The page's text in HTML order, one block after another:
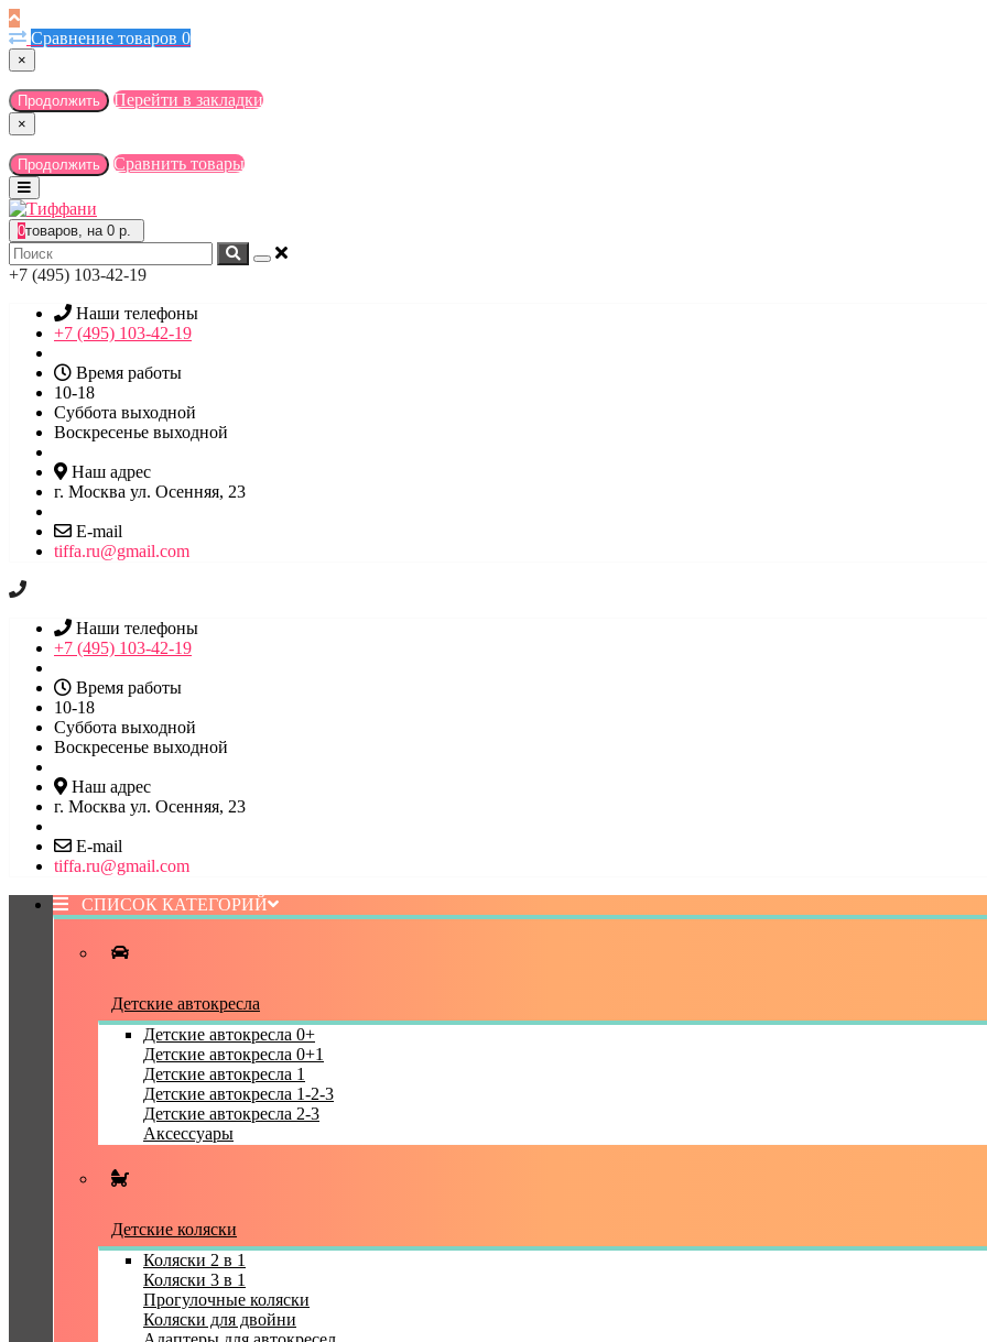
Сравнение товаров 0
×
Продолжить Перейти в закладки
×
Продолжить Сравнить товары
0товаров, на 0 р.
+7 (495) 103-42-19
Наши телефоны
+7 (495) 103-42-19
Время работы
10-18
Суббота выходной
Воскресенье выходной
Наш адрес
г. Москва ул. Осенняя, 23
E-mail
tiffa.ru@gmail.com
Наши телефоны
+7 (495) 103-42-19
Время работы
10-18
Суббота выходной
Воскресенье выходной
Наш адрес
г. Москва ул. Осенняя, 23
E-mail
tiffa.ru@gmail.com
СПИСОК КАТЕГОРИЙ
Детские автокресла
Детские автокресла 0+
Детские автокресла 0+1
Детские автокресла 1
Детские автокресла 1-2-3
Детские автокресла 2-3
Аксессуары
Детские коляски
Коляски 2 в 1
Коляски 3 в 1
Прогулочные коляски
Коляски для двойни